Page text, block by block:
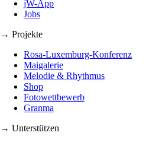
jW-App
Jobs
→ Projekte
Rosa-Luxemburg-Konferenz
Maigalerie
Melodie & Rhythmus
Shop
Fotowettbewerb
Granma
→ Unterstützen